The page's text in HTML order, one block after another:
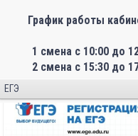
График работы
1 смена с 10:00 до
2 смена с 15:30 до
ЕГЭ